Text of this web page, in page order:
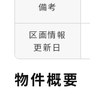
備考
区画情報
更新日
物件概要